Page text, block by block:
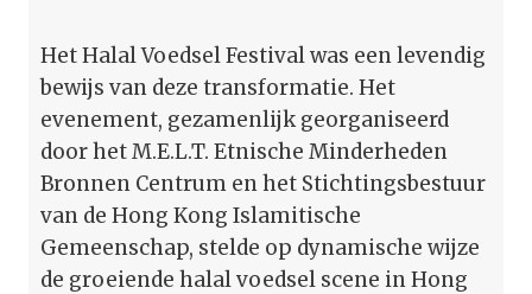
Het Halal Voedsel Festival was een levendig
bewijs van deze transformatie. Het
evenement, gezamenlijk georganiseerd
door het M.E.L.T. Etnische Minderheden
Bronnen Centrum en het Stichtingsbestuur
van de Hong Kong Islamitische
Gemeenschap, stelde op dynamische wijze
de groeiende halal voedsel scene in Hong